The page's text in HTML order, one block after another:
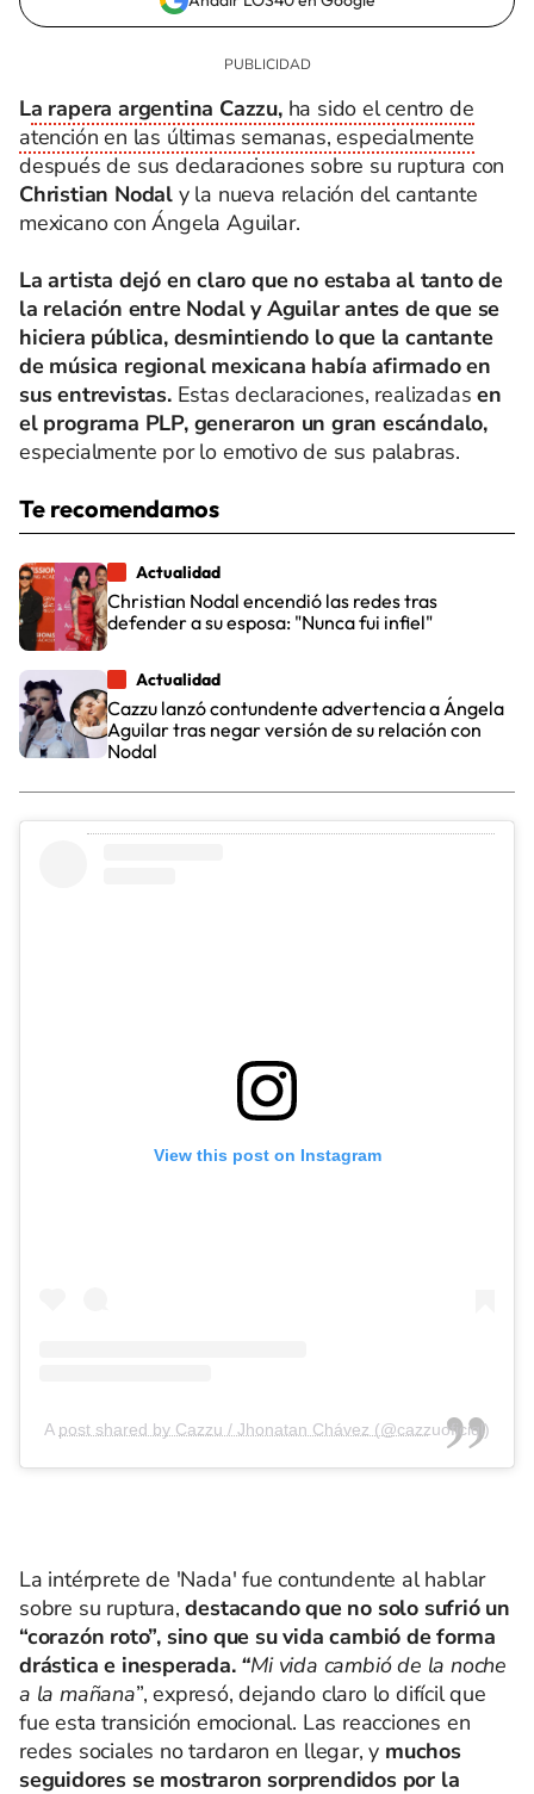
La rapera argentina Cazzu,ha sido el centro de
atención en las últimas semanas, especialmente
después de sus declaraciones sobre su ruptura con
Christian Nodal y la nueva relación del cantante
mexicano con Ángela Aguilar.
La artista dejó en claro que no estaba al tanto de
la relación entre Nodal y Aguilar antes de que se
hiciera pública, desmintiendo lo que la cantante
de música regional mexicana había afirmado en
sus entrevistas.Estas declaraciones, realizadas en
el programa PLP, generaron un gran escándalo,
especialmente por lo emotivo de sus palabras.
Te recomendamos
Actualidad
Christian Nodal encendió las redes tras
defender a su esposa: "Nunca fui infiel"
Actualidad
Cazzu lanzó contundente advertencia a Ángela
Aguilar tras negar versión de su relación con
Nodal
View this post on Instagram
A post shared by Cazzu / Jhonatan Chávez (@cazzuoficiql)
La intérprete de 'Nada' fue contundente al hablar
sobre su ruptura, destacando que no solo sufrió un
“corazón roto”, sino que su vida cambió de forma
drástica e inesperada. “Mi vida cambió de la noche
a la mañana”, expresó, dejando claro lo difícil que
fue esta transición emocional. Las reacciones en
redes sociales no tardaron en llegar, y muchos
seguidores se mostraron sorprendidos por la